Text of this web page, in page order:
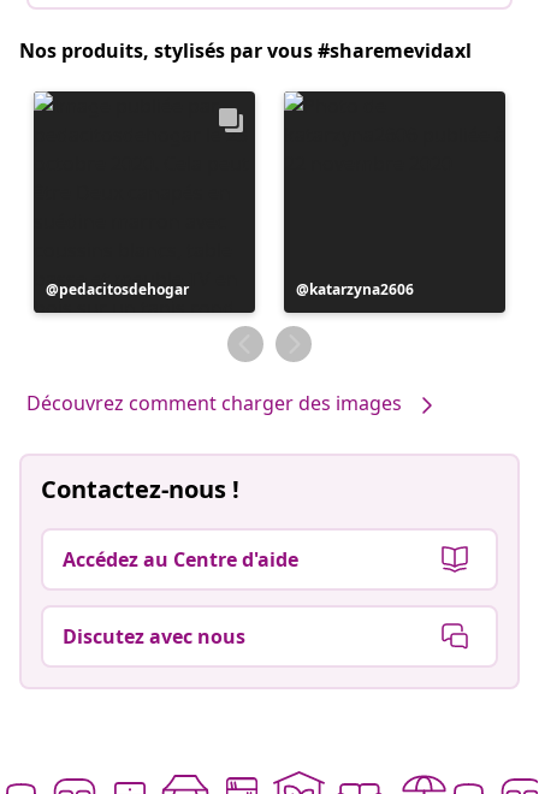
Nos produits, stylisés par vous #sharemevidaxl
Publication
publiée
pedacitosdehogar
Publication
publiée
par
katarzyna2606
Découvrez comment charger des images
Contactez-nous !
Accédez au Centre d'aide
Discutez avec nous